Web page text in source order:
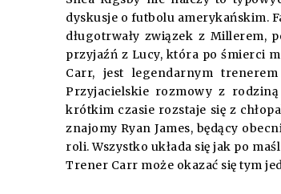
dyskusje o futbolu amerykańskim.
długotrwały związek z Millerem,
przyjaźń z Lucy, która po śmierci
Carr, jest legendarnym
Przyjacielskie rozmowy z
krótkim czasie rozstaje się z
znajomy Ryan James, będący
roli. Wszystko układa się jak po
Trener Carr może okazać się tym